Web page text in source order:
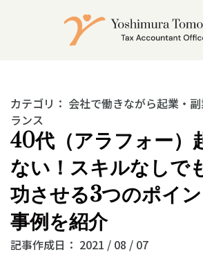
カテゴリ： 会社で働きながら起業・
ランス
40代（アラフォー）
ない！スキルなしで
功させる3つのポイ
事例を紹介
記事作成日： 2021 / 08 / 07